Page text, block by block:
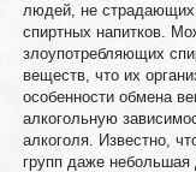
людей, не страдающих
спиртных напитков.
злоупотребляющих
веществ, что их
особенности обмена
алкогольную
алкоголя. Известно,
групп даже небольшая